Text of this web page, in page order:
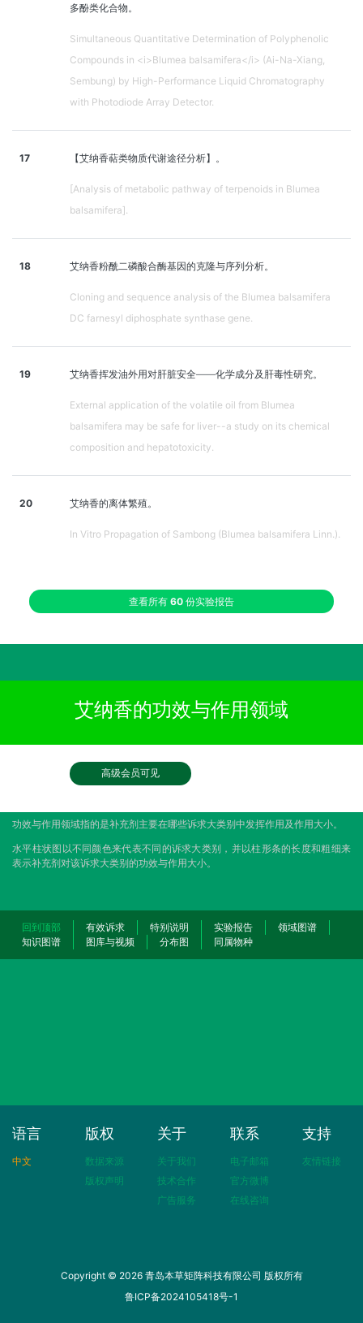
多酚类化合物。
Simultaneous Quantitative Determination of Polyphenolic
Compounds in <i>Blumea balsamifera</i> (Ai-Na-Xiang,
Sembung) by High-Performance Liquid Chromatography
with Photodiode Array Detector.
17 【艾纳香萜类物质代谢途径分析】。
[Analysis of metabolic pathway of terpenoids in Blumea
balsamifera].
18 艾纳香粉酰二磷酸合酶基因的克隆与序列分析。
Cloning and sequence analysis of the Blumea balsamifera
DC farnesyl diphosphate synthase gene.
19 艾纳香挥发油外用对肝脏安全——化学成分及肝毒性研究。
External application of the volatile oil from Blumea
balsamifera may be safe for liver--a study on its chemical
composition and hepatotoxicity.
20 艾纳香的离体繁殖。
In Vitro Propagation of Sambong (Blumea balsamifera Linn.).
查看所有 60 份实验报告
艾纳香的功效与作用领域
高级会员可见
功效与作用领域指的是补充剂主要在哪些诉求大类别中发挥作用及作用大小。
水平柱状图以不同颜色来代表不同的诉求大类别，并以柱形条的长度和粗细来
表示补充剂对该诉求大类别的功效与作用大小。
回到顶部 有效诉求 特别说明 实验报告
领域图谱
知识图谱
图库与视频 分布图 同属物种
语言
中文
版权
数据来源
版权声明
关于
关于我们
技术合作
广告服务
联系
电子邮箱
官方微博
在线咨询
支持
友情链接
Copyright © 2026 青岛本草矩阵科技有限公司 版权所有
鲁ICP备2024105418号-1